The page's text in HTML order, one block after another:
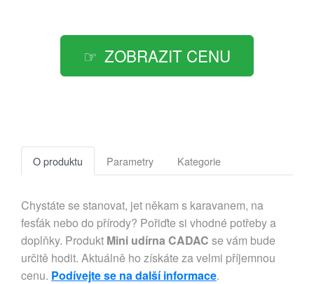
ZOBRAZIT CENU
O produktu Parametry Kategorie
Chystáte se stanovat, jet někam s karavanem, na
fesťák nebo do přírody? Pořiďte si vhodné potřeby a
doplňky. Produkt Mini udírna CADAC se vám bude
určitě hodit. Aktuálně ho získáte za velmi příjemnou
cenu. Podívejte se na další informace.